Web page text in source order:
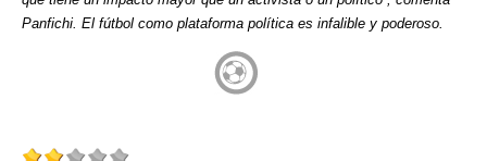
Panfichi. El fútbol como plataforma política es infalible y poderoso.